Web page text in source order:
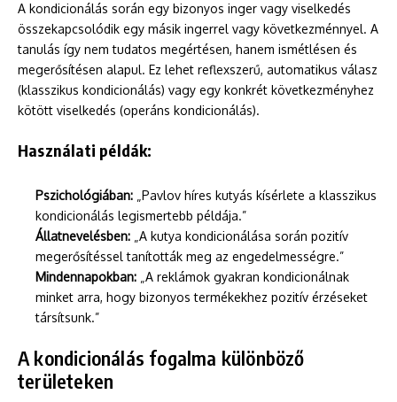
A kondicionálás során egy bizonyos inger vagy viselkedés
összekapcsolódik egy másik ingerrel vagy következménnyel. A
tanulás így nem tudatos megértésen, hanem ismétlésen és
megerősítésen alapul. Ez lehet reflexszerű, automatikus válasz
(klasszikus kondicionálás) vagy egy konkrét következményhez
kötött viselkedés (operáns kondicionálás).
Használati példák:
Pszichológiában: „Pavlov híres kutyás kísérlete a klasszikus
kondicionálás legismertebb példája.”
Állatnevelésben: „A kutya kondicionálása során pozitív
megerősítéssel tanították meg az engedelmességre.”
Mindennapokban: „A reklámok gyakran kondicionálnak
minket arra, hogy bizonyos termékekhez pozitív érzéseket
társítsunk.”
A kondicionálás fogalma különböző
területeken